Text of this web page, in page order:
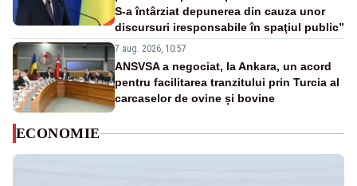
S-a întârziat depunerea din cauza unor
discursuri iresponsabile în spaţiul public”
7 aug. 2026, 10:57
ANSVSA a negociat, la Ankara, un acord
pentru facilitarea tranzitului prin Turcia al
carcaselor de ovine și bovine
ECONOMIE